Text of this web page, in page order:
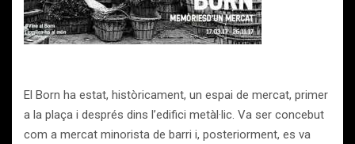
El Born ha estat, històricament, un espai de mercat, primer
a la plaça i després dins l’edifici metàl·lic. Va ser concebut
com a mercat minorista de barri i, posteriorment, es va